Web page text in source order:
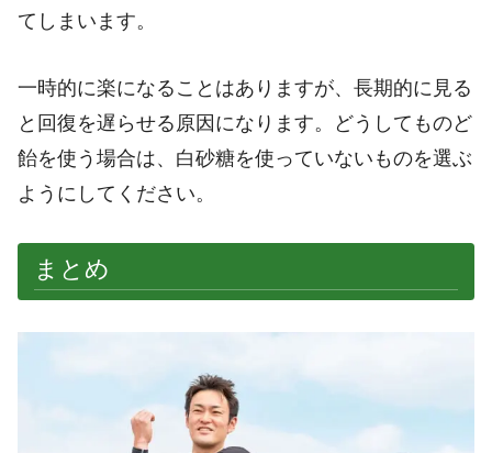
てしまいます。
一時的に楽になることはありますが、長期的に見る
と回復を遅らせる原因になります。どうしてものど
飴を使う場合は、白砂糖を使っていないものを選ぶ
ようにしてください。
まとめ